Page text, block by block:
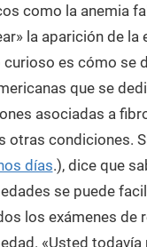
como la anemia
la aparición de
curioso es cómo se
que se
asociadas a
otras condiciones.
días.), dice que
se puede
los exámenes de
«Usted